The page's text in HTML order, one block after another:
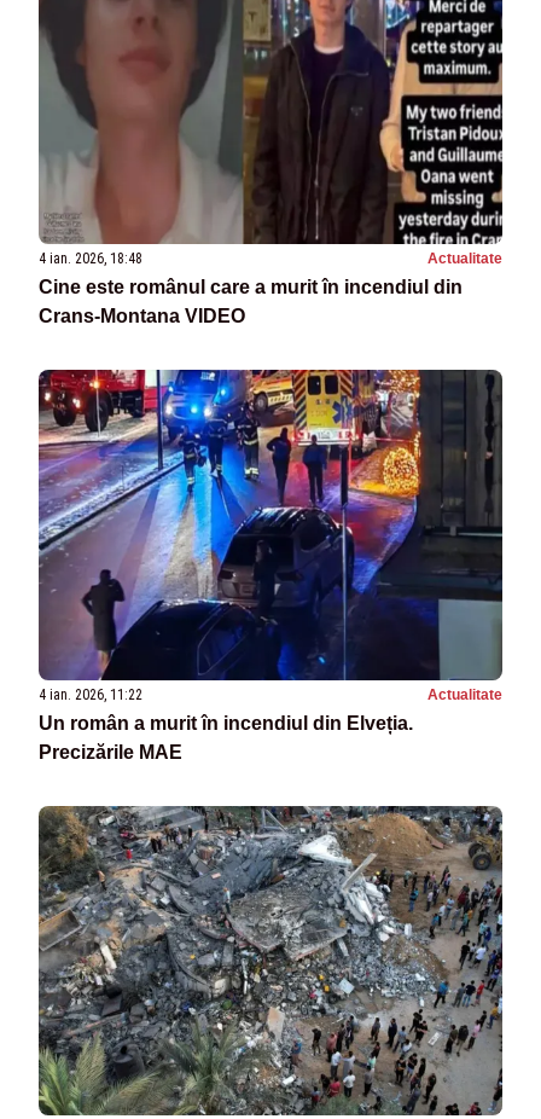
4 ian. 2026, 18:48 Actualitate
Cine este românul care a murit în incendiul din
Crans-Montana VIDEO
4 ian. 2026, 11:22 Actualitate
Un român a murit în incendiul din Elveția.
Precizările MAE